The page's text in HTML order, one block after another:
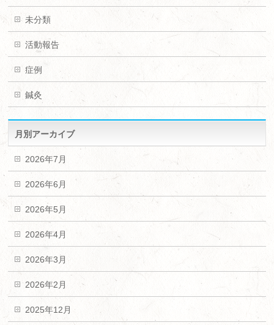
未分類
活動報告
症例
鍼灸
月別アーカイブ
2026年7月
2026年6月
2026年5月
2026年4月
2026年3月
2026年2月
2025年12月